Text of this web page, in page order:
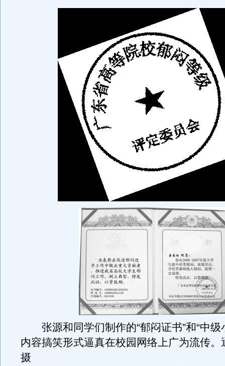
张源和同学们制作的“郁闷证书”和“中级
内容搞笑形式逼真在校园网络上广为流传。
摄